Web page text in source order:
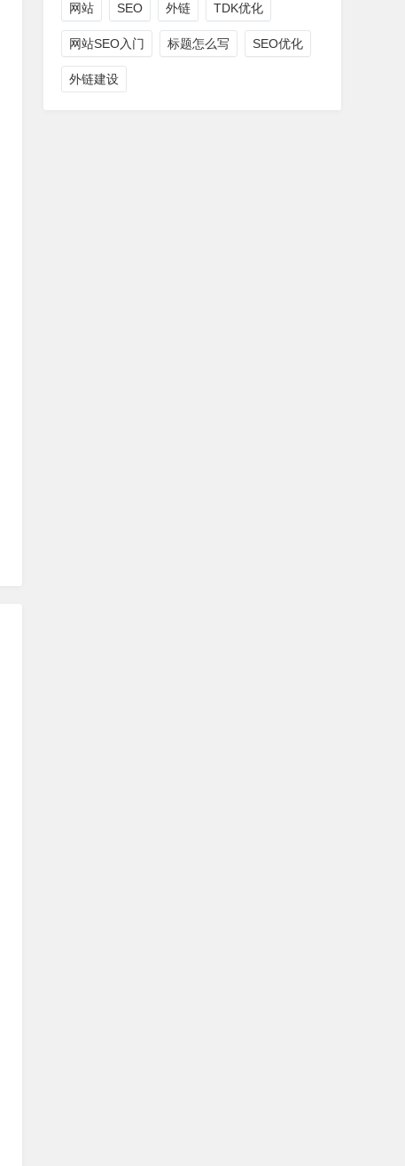
网站 SEO 外链 TDK优化
网站SEO入门 标题怎么写 SEO优化
外链建设